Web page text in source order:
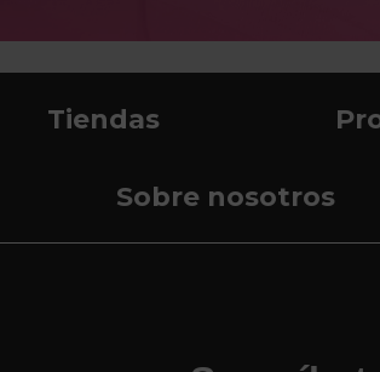
Tiendas
Sobre nosotros